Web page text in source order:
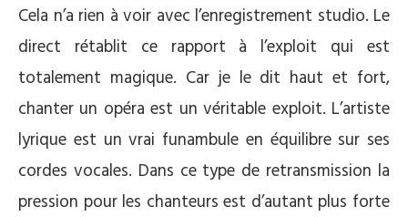
Cela n’a rien à voir avec l’enregistrement studio. Le
direct rétablit ce rapport à l’exploit qui est
totalement magique. Car je le dit haut et fort,
chanter un opéra est un véritable exploit. L’artiste
lyrique est un vrai funambule en équilibre sur ses
cordes vocales. Dans ce type de retransmission la
pression pour les chanteurs est d’autant plus forte